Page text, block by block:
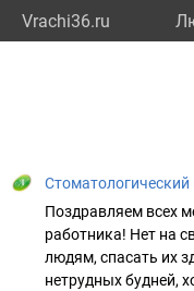
Vrachi36.ru
Поздравляем всех
работника! Нет на
людям, спасать их
нетрудных будней,